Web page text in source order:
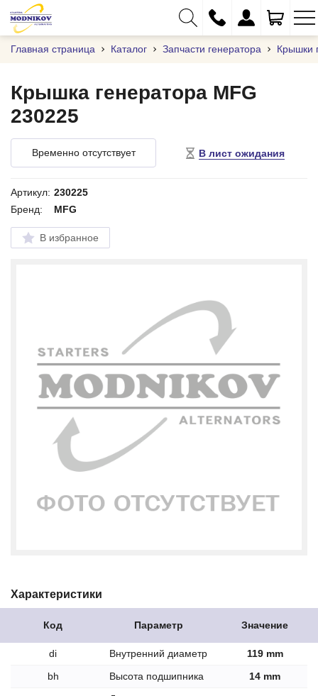
+375 (17) 373-97-09
+375 (29) 262-61-18
Главная страница Каталог Запчасти генератора Крышки
Временно отсутствует В лист ожидания
Крышка генератора MFG
230225
Артикул: 230225
Бренд:
MFG
В избранное
Характеристики
Код Параметр Значение
di Внутренний диаметр
119 mm
bh
Высота подшипника 14 mm